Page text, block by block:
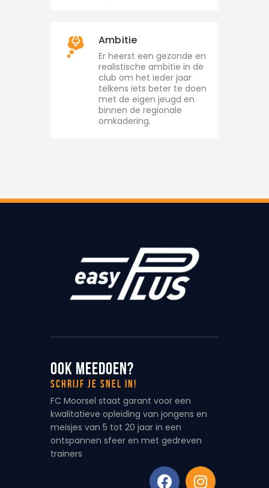
Ambitie
Er heerst een gezonde en
realistische ambitie in de
club om het ieder jaar
telkens iets beter te doen
met de eigen jeugd en
binnen de regionale
omkadering.
Ook meedoen?
Schrijf je snel in!
FC Moorsel staat garant voor een
kwalitatieve opleiding van jongens en
meisjes van 5 tot 20 jaar in een
ontspannen sfeer en met gedreven
trainers